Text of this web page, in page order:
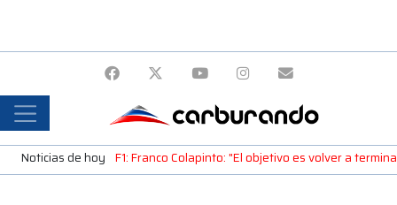
Noticias de hoy F1: Franco Colapinto: "El objetivo es volver a